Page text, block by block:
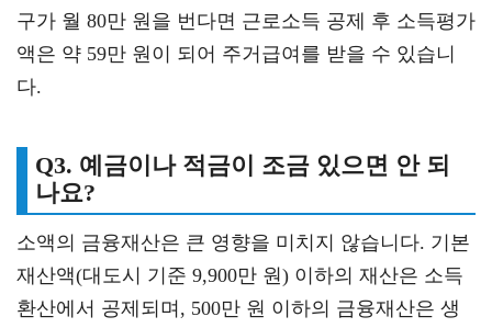
구가 월 80만 원을 번다면 근로소득 공제 후 소득평가
액은 약 59만 원이 되어 주거급여를 받을 수 있습니
다.
Q3. 예금이나 적금이 조금 있으면 안 되
나요?
소액의 금융재산은 큰 영향을 미치지 않습니다. 기본
재산액(대도시 기준 9,900만 원) 이하의 재산은 소득
환산에서 공제되며, 500만 원 이하의 금융재산은 생